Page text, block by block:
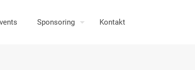
Sponsoring Kontakt